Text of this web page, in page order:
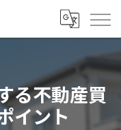
る不動産買
イント